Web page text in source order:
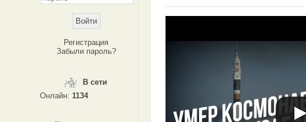
Регистрация
Забыли пароль?
В сети
Онлайн: 1134